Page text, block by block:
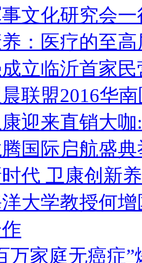
文化研究会
：医疗的至
立临沂首家
联盟2016华
迎来直销大
国际启航盛
代 卫康创新
大学教授何
万家庭无癌症